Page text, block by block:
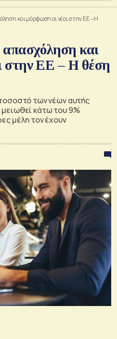
και μόρφωση οι νέοι στην ΕΕ – Η
και
στην ΕΕ – Η θέση
των νέων αυτής
μειωθεί κάτω του 9%
μέλη τον έχουν